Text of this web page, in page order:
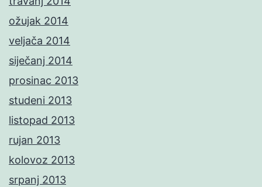
ožujak 2014
veljača 2014
siječanj 2014
prosinac 2013
studeni 2013
listopad 2013
rujan 2013
kolovoz 2013
srpanj 2013